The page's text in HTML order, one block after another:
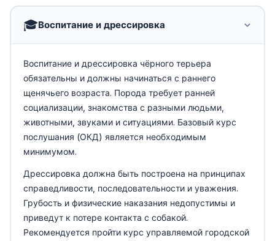
🎓Воспитание и дрессировка
Воспитание и дрессировка чёрного терьера
обязательны и должны начинаться с раннего
щенячьего возраста. Порода требует ранней
социализации, знакомства с разными людьми,
животными, звуками и ситуациями. Базовый курс
послушания (ОКД) является необходимым
минимумом.
Дрессировка должна быть построена на принципах
справедливости, последовательности и уважения.
Грубость и физические наказания недопустимы и
приведут к потере контакта с собакой.
Рекомендуется пройти курс управляемой городской